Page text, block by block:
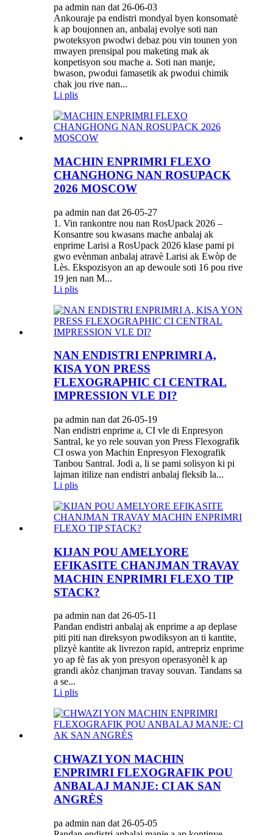
pa admin nan dat 26-06-03
Ankouraje pa endistri mondyal byen konsomatè
k ap boujonnen an, anbalaj evolye soti nan
pwoteksyon pwodwi debaz pou vin tounen yon
mwayen prensipal pou maketing mak ak
konpetisyon sou mache a. Soti nan manje,
bwason, pwodui famasetik ak pwodui chimik
chak jou rive nan...
Li plis
MACHIN ENPRIMRI FLEXO
CHANGHONG NAN ROSUPACK
2026 MOSCOW
pa admin nan dat 26-05-27
1. Vin rankontre nou nan RosUpack 2026 –
Konsantre sou kwasans mache anbalaj ak
enprime Larisi a RosUpack 2026 klase pami pi
gwo evènman anbalaj atravè Larisi ak Ewòp de
Lès. Ekspozisyon an ap dewoule soti 16 pou rive
19 jen nan M...
Li plis
NAN ENDISTRI ENPRIMRI A,
KISA YON PRESS
FLEXOGRAPHIC CI CENTRAL
IMPRESSION VLE DI?
pa admin nan dat 26-05-19
Nan endistri enprime a, CI vle di Enpresyon
Santral, ke yo rele souvan yon Press Flexografik
CI oswa yon Machin Enpresyon Flexografik
Tanbou Santral. Jodi a, li se pami solisyon ki pi
lajman itilize nan endistri anbalaj fleksib la...
Li plis
KIJAN POU AMELYORE
EFIKASITE CHANJMAN TRAVAY
MACHIN ENPRIMRI FLEXO TIP
STACK?
pa admin nan dat 26-05-11
Pandan endistri anbalaj ak enprime a ap deplase
piti piti nan direksyon pwodiksyon an ti kantite,
plizyè kantite ak livrezon rapid, antrepriz enprime
yo ap fè fas ak yon presyon operasyonèl k ap
grandi akòz chanjman travay souvan. Tandans sa
a se...
Li plis
CHWAZI YON MACHIN
ENPRIMRI FLEXOGRAFIK POU
ANBALAJ MANJE: CI AK SAN
ANGRÈS
pa admin nan dat 26-05-05